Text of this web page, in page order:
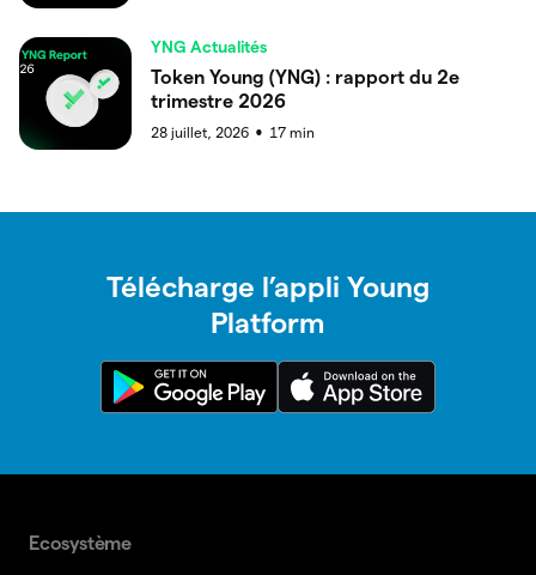
YNG Actualités
Token Young (YNG) : rapport du 2e
trimestre 2026
28 juillet, 2026 ● 17 min
Télécharge l’appli Young
Platform
Ecosystème